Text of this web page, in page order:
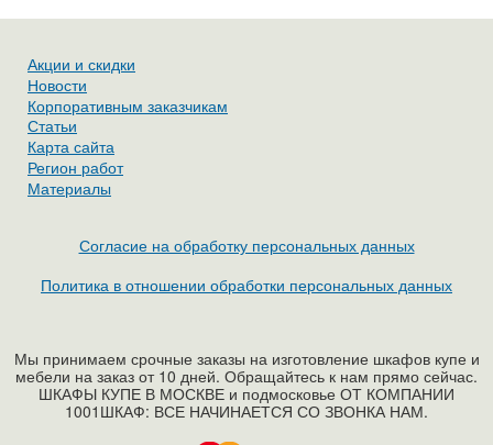
Акции и скидки
Новости
Корпоративным заказчикам
Статьи
Карта сайта
Регион работ
Материалы
Согласие на обработку персональных данных
Политика в отношении обработки персональных данных
Мы принимаем срочные заказы на изготовление шкафов купе и
мебели на заказ от 10 дней. Обращайтесь к нам прямо сейчас.
ШКАФЫ КУПЕ В МОСКВЕ и подмосковье ОТ КОМПАНИИ
1001ШКАФ: ВСЕ НАЧИНАЕТСЯ СО ЗВОНКА НАМ.